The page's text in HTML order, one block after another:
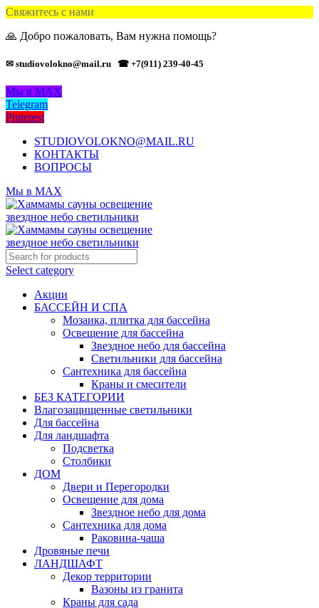
Свяжитесь с нами
🙏 Добро пожаловать, Вам нужна помощь?
✉ studiovolokno@mail.ru ☎ +7(911) 239-40-45
Мы в MAX
Telegram
Pinterest
STUDIOVOLOKNO@MAIL.RU
КОНТАКТЫ
ВОПРОСЫ
Мы в MAX
Select category
Акции
БАССЕЙН И СПА
Мозаика, плитка для бассейна
Освещение для бассейна
Звездное небо для бассейна
Светильники для бассейна
Сантехника для бассейна
Краны и смесители
БЕЗ КАТЕГОРИИ
Влагозащищенные светильники
Для бассейна
Для ландшафта
Подсветка
Столбики
ДОМ
Двери и Перегородки
Освещение для дома
Звездное небо для дома
Сантехника для дома
Раковина-чаша
Дровяные печи
ЛАНДШАФТ
Декор территории
Вазоны из гранита
Краны для сада